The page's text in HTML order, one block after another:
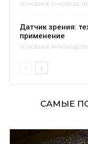
ОСНОВНОЕ
Датчик зрения:
применение
ОСНОВНОЕ
САМЫЕ